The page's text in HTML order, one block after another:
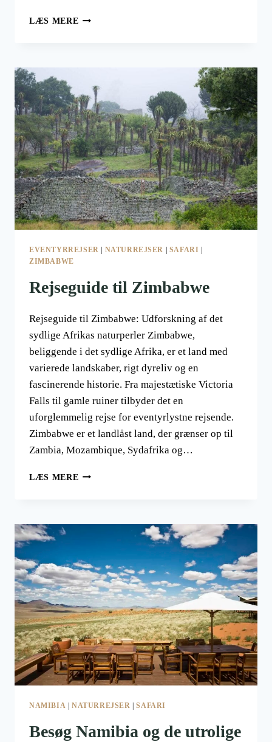
LÆS MERE DEN
MIO
EVENTYRREJSER | NATURREJSER | SAFARI |
ZIMBABWE
Rejseguide til Zimbabwe
Rejseguide til Zimbabwe: Udforskning af det
sydlige Afrikas naturperler Zimbabwe,
beliggende i det sydlige Afrika, er et land med
varierede landskaber, rigt dyreliv og en
fascinerende historie. Fra majestætiske Victoria
Falls til gamle ruiner tilbyder det en
uforglemmelig rejse for eventyrlystne rejsende.
Zimbabwe er et landlåst land, der grænser op til
Zambia, Mozambique, Sydafrika og…
LÆS MERE REJSEGUIDE
NAMIBIA NATURREJSER |SAFARI
Besøg Namibia og de utrolige